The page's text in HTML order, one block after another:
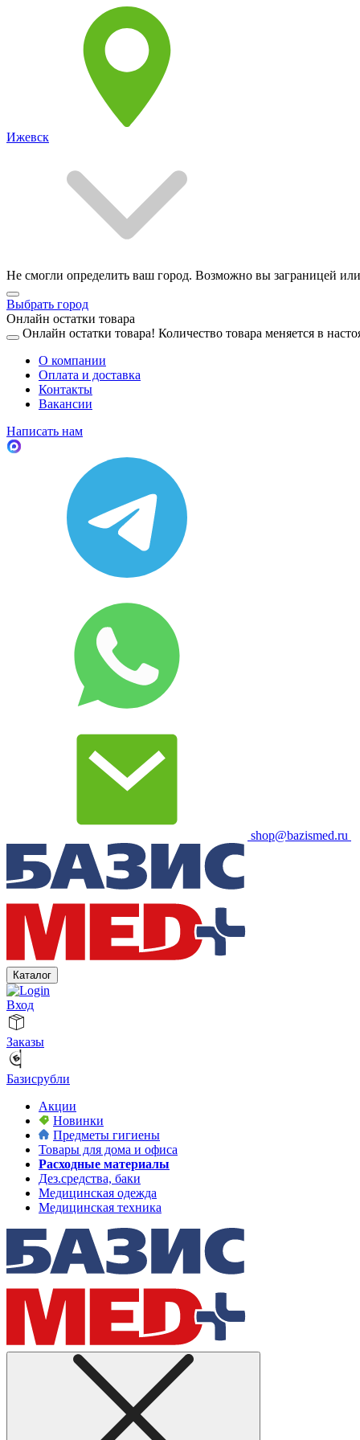
Ижевск
Не смогли определить ваш город. Возможно вы заграницей
Выбрать город
Онлайн остатки товара
Онлайн остатки товара! Количество товара меняется в
О компании
Оплата и доставка
Контакты
Вакансии
Написать нам
shop@bazismed.ru
Каталог
Вход
Заказы
Базисрубли
Акции
Новинки
Предметы гигиены
Товары для дома и офиса
Расходные материалы
Дез.средства, баки
Медицинская одежда
Медицинская техника